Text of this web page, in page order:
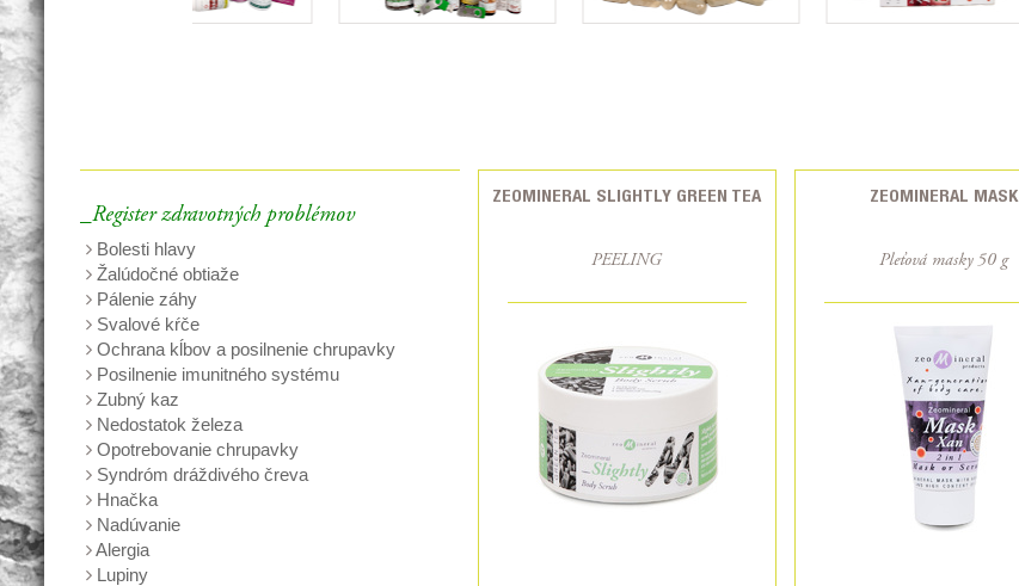
_Register zdravotných problémov
Bolesti hlavy
Žalúdočné obtiaže
Pálenie záhy
Svalové kŕče
Ochrana kĺbov a posilnenie chrupavky
Posilnenie imunitného systému
Zubný kaz
Nedostatok železa
Opotrebovanie chrupavky
Syndróm dráždivého čreva
Hnačka
Nadúvanie
Alergia
Lupiny
ZEOMINERAL SLIGHTLY GREEN TEA
PEELING
ZEOMINERAL MASK
Pleťová masky 50 g